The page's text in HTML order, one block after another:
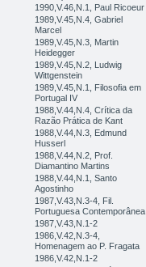
1990,V.46,N.1, Paul Ricoeur
1989,V.45,N.4, Gabriel
Marcel
1989,V.45,N.3, Martin
Heidegger
1989,V.45,N.2, Ludwig
Wittgenstein
1989,V.45,N.1, Filosofia em
Portugal IV
1988,V.44,N.4, Crítica da
Razão Prática de Kant
1988,V.44,N.3, Edmund
Husserl
1988,V.44,N.2, Prof.
Diamantino Martins
1988,V.44,N.1, Santo
Agostinho
1987,V.43,N.3-4, Fil.
Portuguesa Contemporânea
1987,V.43,N.1-2
1986,V.42,N.3-4,
Homenagem ao P. Fragata
1986,V.42,N.1-2